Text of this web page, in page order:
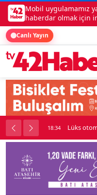
Mobil uygulamamız
haberdar olmak için
Canlı Yayın
kavga çıktı 18:34 Lüks